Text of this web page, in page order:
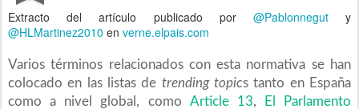
Extracto del artículo publicado por @Pablonneguty
@HLMartinez2010 en verne.elpais.com
Varios términos relacionados con esta normativa se han
colocado en las listas de trending topics tanto en España
como a nivel global, como Article 13,
El Parlamento